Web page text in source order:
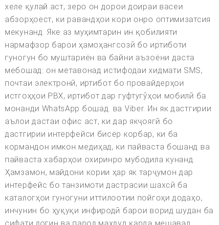
хеле қулай аст, зеро он дорои доираи васеи
абзорҳоест, ки равандҳои кори онро оптимизатсия
мекунанд. Яке аз муҳимтарин ин қобилияти
нармафзор барои ҳамоҳангсозӣ бо иртиботи
гуногун бо муштариён ва байни аъзоёни даста
мебошад: он метавонад истифодаи хидмати SMS,
почтаи электронӣ, иртибот бо провайдерҳои
истгоҳҳои PBX, иртибот дар гуфтугӯҳои мобилӣ ба
монанди WhatsApp бошад. ва Viber. Ин як дастгирии
аълои дастаи офис аст, ки дар якҷоягӣ бо
дастгирии интерфейси бисёр корбар, ки ба
кормандон имкон медиҳад, ки пайваста бошанд ва
пайваста хабарҳои охиринро мубодила кунанд.
Ҳамзамон, майдони кории ҳар як тарҷумон дар
интерфейс бо танзимоти дастрасии шахсӣ ба
каталогҳои гуногуни иттилоотии пойгоҳи додаҳо,
инчунин бо ҳуқуқи инфиродӣ барои ворид шудан ба